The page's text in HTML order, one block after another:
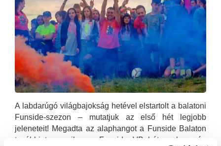
A labdarúgó világbajokság hetével elstartolt a balatoni
Funside-szezon – mutatjuk az első hét legjobb
jeleneteit! Megadta az alaphangot a Funside Balaton
további turnusaihoz a Funside VB hét, mely során